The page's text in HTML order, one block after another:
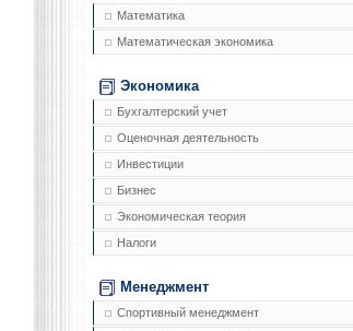
Математика
Математическая экономика
Экономика
Бухгалтерский учет
Оценочная деятельность
Инвестиции
Бизнес
Экономическая теория
Налоги
Менеджмент
Спортивный менеджмент